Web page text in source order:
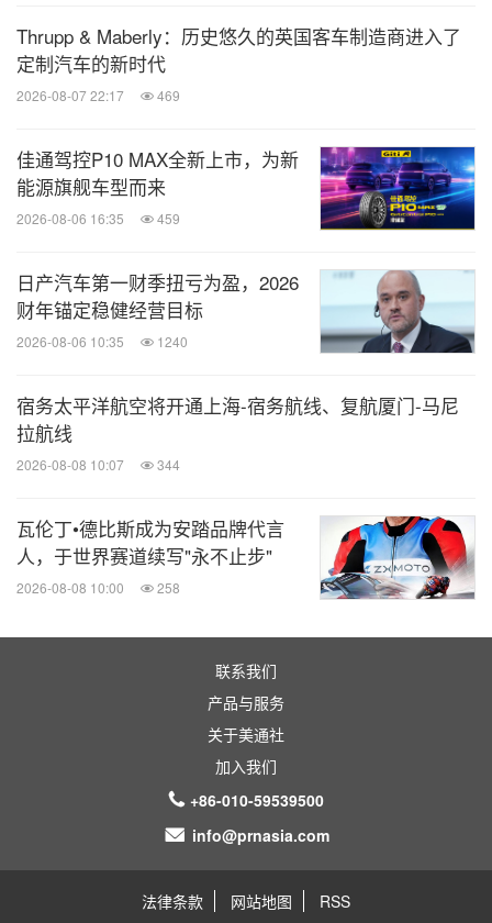
Thrupp & Maberly：历史悠久的英国客车制造商进入了
定制汽车的新时代
2026-08-07 22:17 469
佳通驾控P10 MAX全新上市，为新
能源旗舰车型而来
2026-08-06 16:35 459
日产汽车第一财季扭亏为盈，2026
财年锚定稳健经营目标
2026-08-06 10:35 1240
宿务太平洋航空将开通上海-宿务航线、复航厦门-马尼
拉航线
2026-08-08 10:07 344
瓦伦丁•德比斯成为安踏品牌代言
人，于世界赛道续写"永不止步"
2026-08-08 10:00 258
联系我们
产品与服务
关于美通社
加入我们
+86-010-59539500
info@prnasia.com
法律条款 网站地图 RSS